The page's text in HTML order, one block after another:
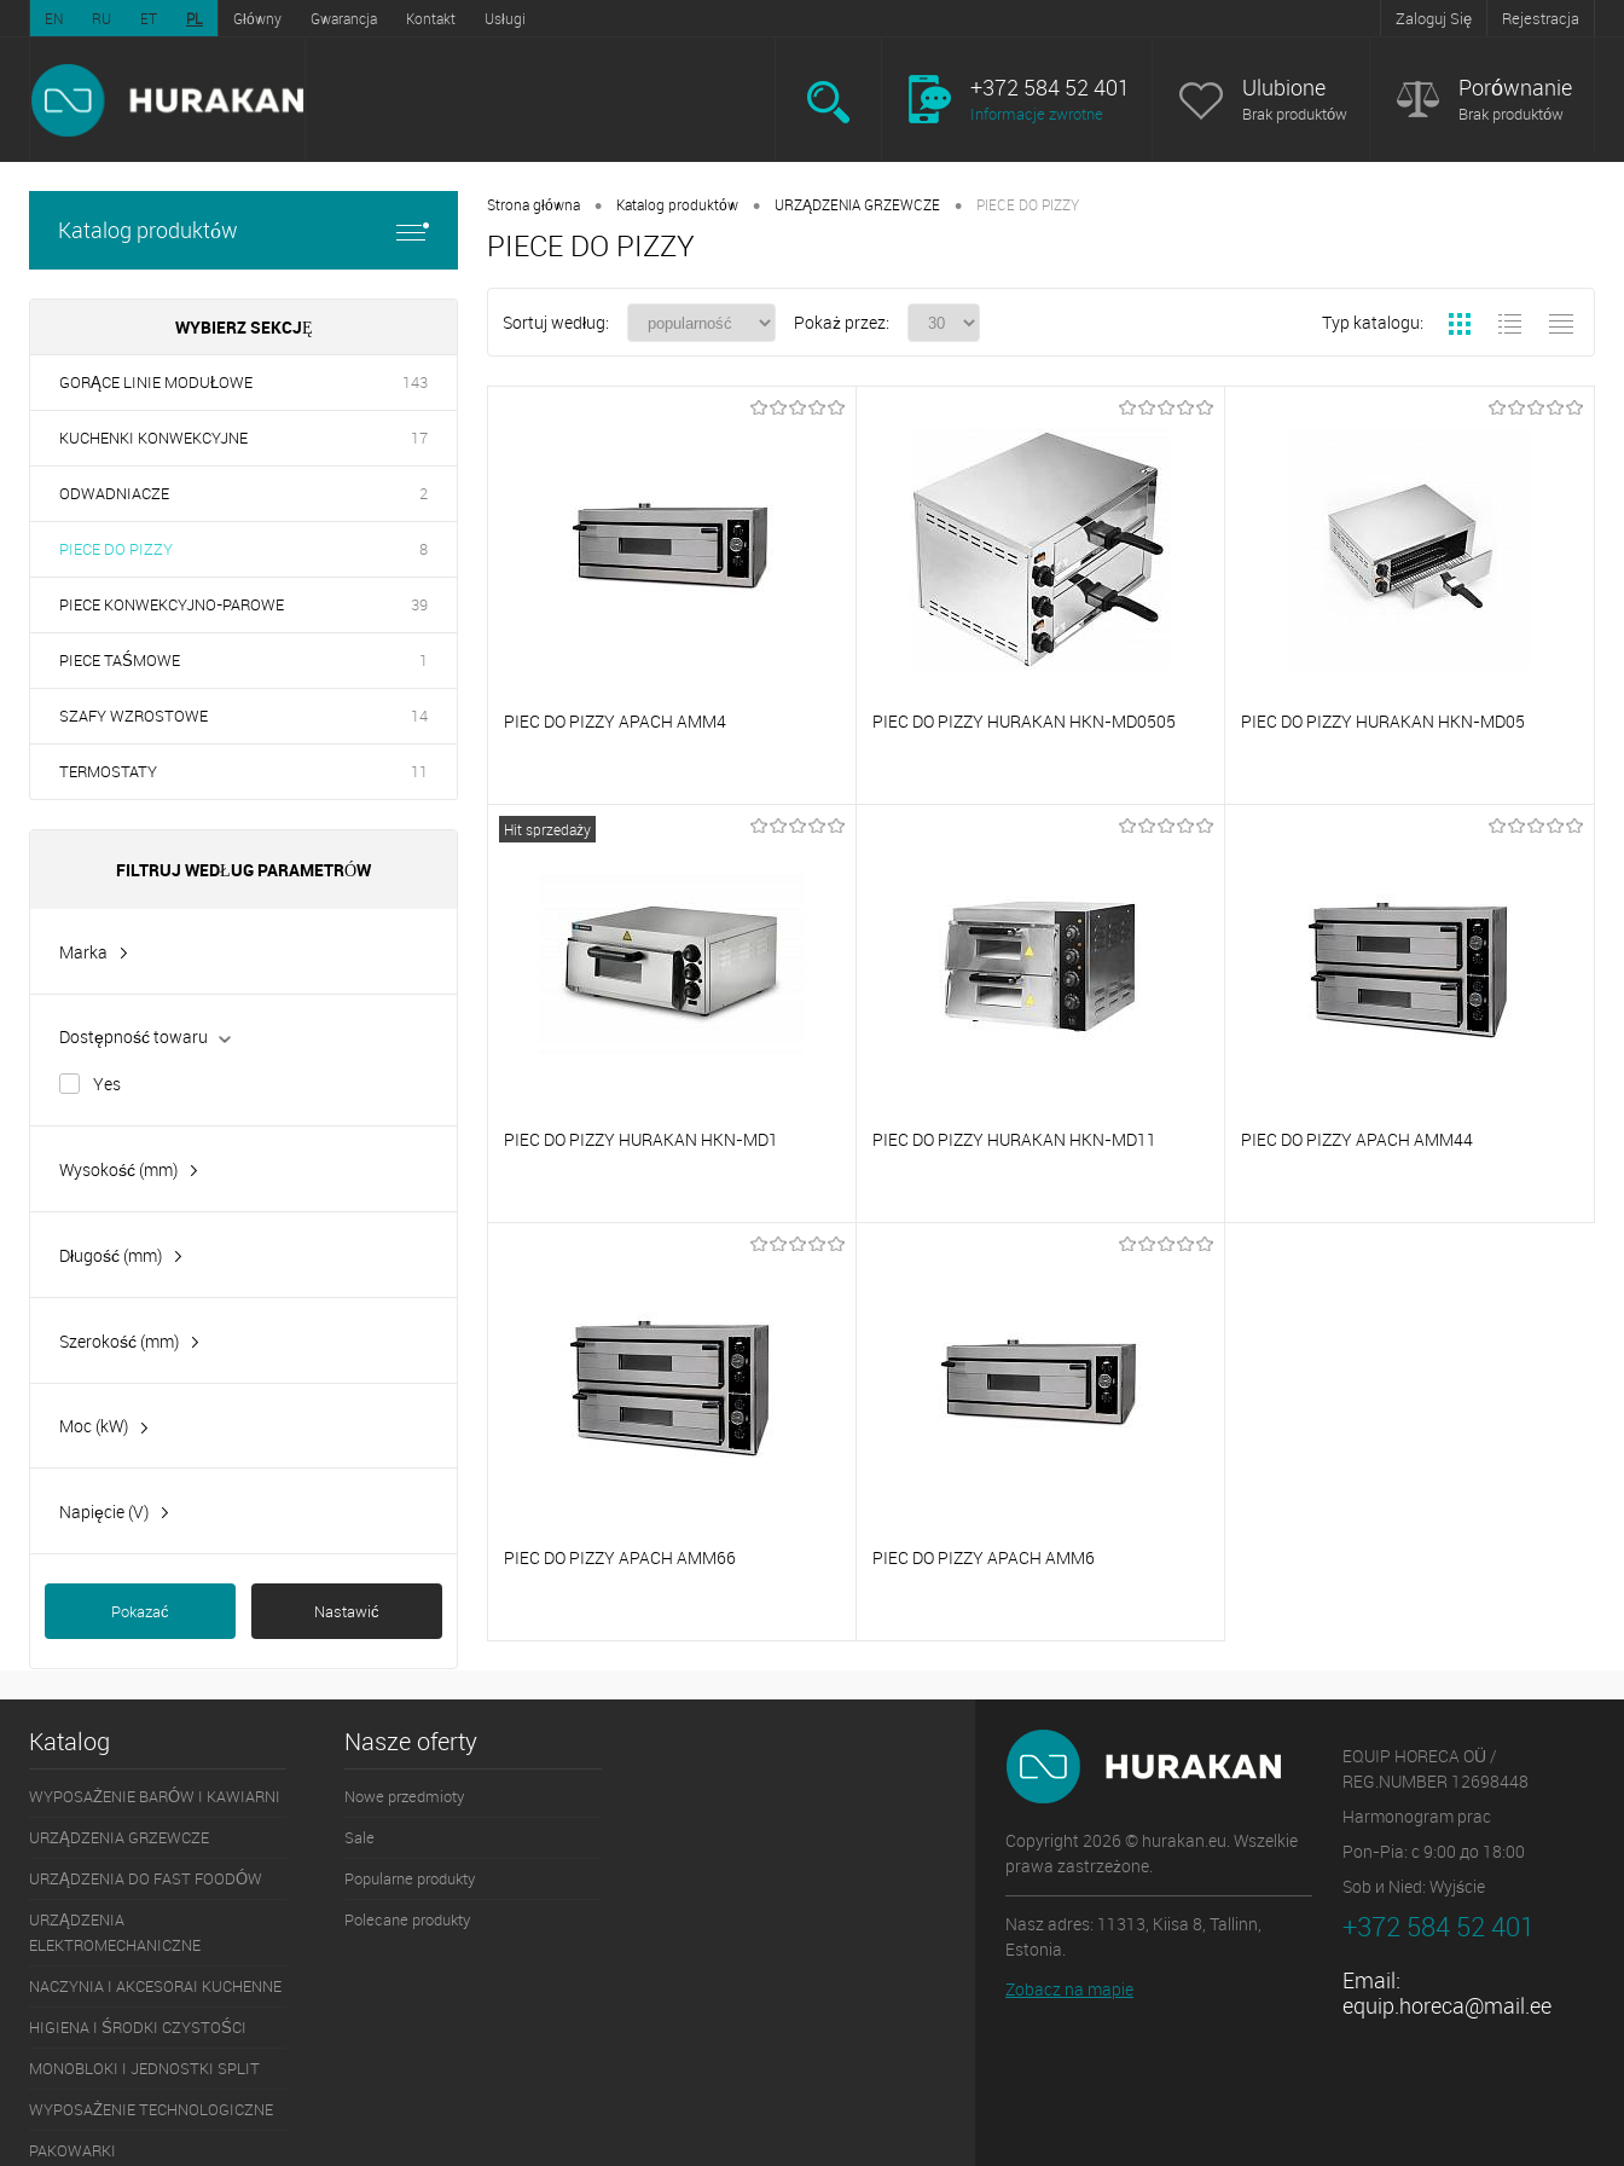
EN RU ET PL Główny Gwarancja Kontakt Usługi Zaloguj Się Rejestracja
+372 584 52 401
Informacje zwrotne
Ulubione
Brak produktów
Porównanie
Brak produktów
Katalog produktów
WYBIERZ SEKCJĘ
GORĄCE LINIE MODUŁOWE 143
KUCHENKI KONWEKCYJNE 17
ODWADNIACZE 2
PIECE DO PIZZY 8
PIECE KONWEKCYJNO-PAROWE 39
PIECE TAŚMOWE 1
SZAFY WZROSTOWE 14
TERMOSTATY 11
FILTRUJ WEDŁUG PARAMETRÓW
Marka
Dostępność towaru
Yes
Wysokość (mm)
Długość (mm)
Szerokość (mm)
Moc (kW)
2.26
Napięcie (V)
Pokazać Nastawić
Strona główna • Katalog produktów • URZĄDZENIA GRZEWCZE • PIECE DO PIZZY
PIECE DO PIZZY
Sortuj według: Pokaż przez: Typ katalogu:
PIEC DO PIZZY APACH AMM4
Porównywać
PIEC DO PIZZY HURAKAN HKN-MD0505 PIEC DO PIZZY HURAKAN HKN-MD05
Hit sprzedaży
PIEC DO PIZZY HURAKAN HKN-MD1 PIEC DO PIZZY HURAKAN HKN-MD11 PIEC DO PIZZY APACH AMM44
PIEC DO PIZZY APACH AMM66
Do ulubionych
Na zamówienie
PIEC DO PIZZY APACH AMM6
Do ulubionych
Na zamówienie
Katalog
WYPOSAŻENIE BARÓW I KAWIARNI
URZĄDZENIA GRZEWCZE
URZĄDZENIA DO FAST FOODÓW
URZĄDZENIA
ELEKTROMECHANICZNE
NACZYNIA I AKCESORAI KUCHENNE
HIGIENA I ŚRODKI CZYSTOŚCI
MONOBLOKI I JEDNOSTKI SPLIT
WYPOSAŻENIE TECHNOLOGICZNE
PAKOWARKI
Nasze oferty
Nowe przedmioty
Sale
Popularne produkty
Polecane produkty
Copyright 2026 © hurakan.eu. Wszelkie
prawa zastrzeżone.
Nasz adres: 11313, Kiisa 8, Tallinn,
Estonia.
Zobacz na mapie
EQUIP HORECA OÜ /
REG.NUMBER 12698448
Harmonogram prac
Pon-Pia: с 9:00 до 18:00
Sob и Nied: Wyjście
+372 584 52 401
Email:
equip.horeca@mail.ee